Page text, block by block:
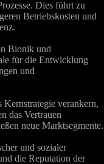
Dies führt zu
Betriebskosten und
Bionik und
für die Entwicklung
und
verankern,
das Vertrauen
neue Marktsegmente.
und sozialer
die Reputation der